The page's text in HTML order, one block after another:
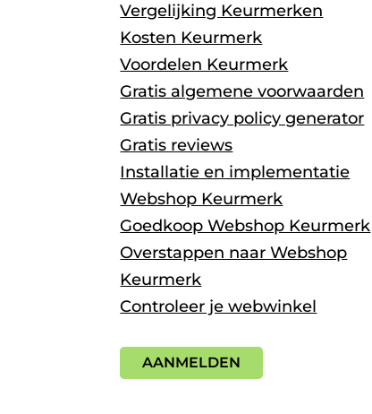
Vergelijking Keurmerken
Kosten Keurmerk
Voordelen Keurmerk
Gratis algemene voorwaarden
Gratis privacy policy generator
Gratis reviews
Installatie en implementatie
Webshop Keurmerk
Goedkoop Webshop Keurmerk
Overstappen naar Webshop
Keurmerk
Controleer je webwinkel
AANMELDEN